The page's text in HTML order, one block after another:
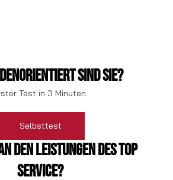
sind Sie?
Test in 3 Minuten.
Selbsttest
den Leistungen des TOP
SERVICE?